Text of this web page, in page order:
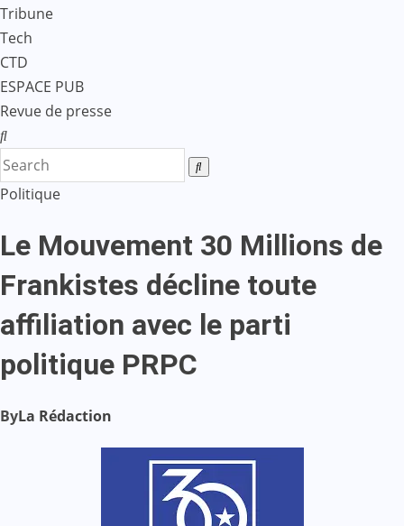
Tribune
Tech
CTD
ESPACE PUB
Revue de presse
Politique
Le Mouvement 30 Millions de
Frankistes décline toute
affiliation avec le parti
politique PRPC
ByLa Rédaction